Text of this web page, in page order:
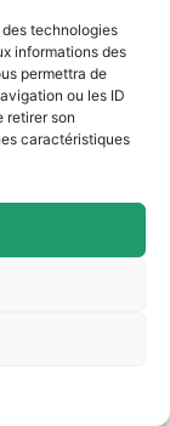
technologies
informations des
permettra de
ou les ID
retirer son
caractéristiques